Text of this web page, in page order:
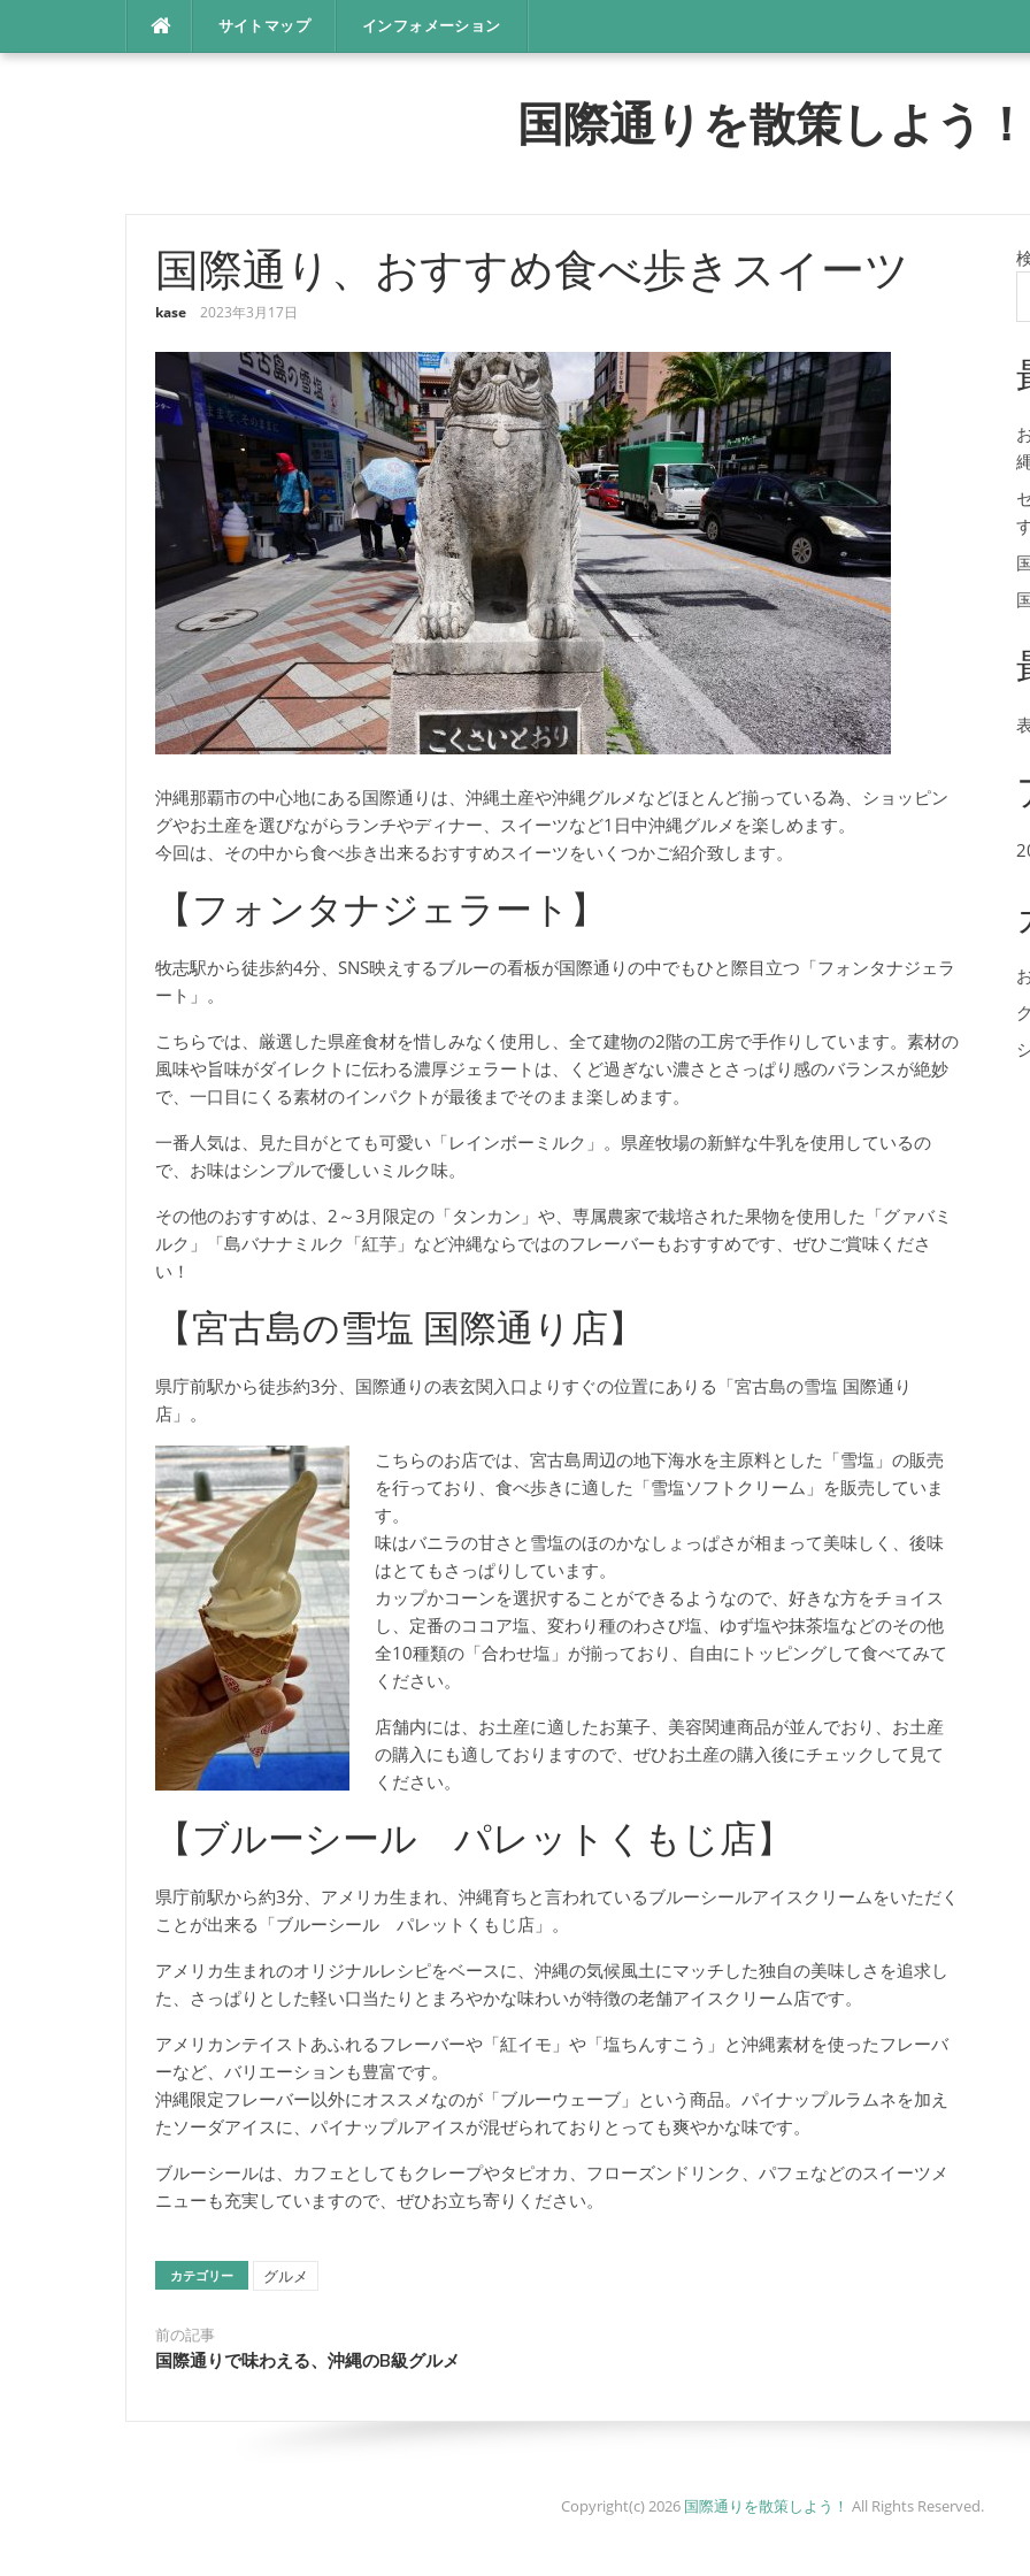
サイトマップ インフォメーション
国際通りを散策しよう！
国際通り、おすすめ食べ歩きスイーツ
kase 2023年3月17日
沖縄那覇市の中心地にある国際通りは、沖縄土産や沖縄グルメなどほとんど揃っている為、ショッピン
グやお土産を選びながらランチやディナー、スイーツなど1日中沖縄グルメを楽しめます。
今回は、その中から食べ歩き出来るおすすめスイーツをいくつかご紹介致します。
【フォンタナジェラート】
牧志駅から徒歩約4分、SNS映えするブルーの看板が国際通りの中でもひと際目立つ「フォンタナジェラ
ート」。
こちらでは、厳選した県産食材を惜しみなく使用し、全て建物の2階の工房で手作りしています。素材の
風味や旨味がダイレクトに伝わる濃厚ジェラートは、くど過ぎない濃さとさっぱり感のバランスが絶妙
で、一口目にくる素材のインパクトが最後までそのまま楽しめます。
一番人気は、見た目がとても可愛い「レインボーミルク」。県産牧場の新鮮な牛乳を使用しているの
で、お味はシンプルで優しいミルク味。
その他のおすすめは、2～3月限定の「タンカン」や、専属農家で栽培された果物を使用した「グァバミ
ルク」「島バナナミルク「紅芋」など沖縄ならではのフレーバーもおすすめです、ぜひご賞味くださ
い！
【宮古島の雪塩 国際通り店】
県庁前駅から徒歩約3分、国際通りの表玄関入口よりすぐの位置にありる「宮古島の雪塩 国際通り
店」。
こちらのお店では、宮古島周辺の地下海水を主原料とした「雪塩」の販売
を行っており、食べ歩きに適した「雪塩ソフトクリーム」を販売していま
す。
味はバニラの甘さと雪塩のほのかなしょっぱさが相まって美味しく、後味
はとてもさっぱりしています。
カップかコーンを選択することができるようなので、好きな方をチョイス
し、定番のココア塩、変わり種のわさび塩、ゆず塩や抹茶塩などのその他
全10種類の「合わせ塩」が揃っており、自由にトッピングして食べてみて
ください。
店舗内には、お土産に適したお菓子、美容関連商品が並んでおり、お土産
の購入にも適しておりますので、ぜひお土産の購入後にチェックして見て
ください。
【ブルーシール パレットくもじ店】
県庁前駅から約3分、アメリカ生まれ、沖縄育ちと言われているブルーシールアイスクリームをいただく
ことが出来る「ブルーシール パレットくもじ店」。
アメリカ生まれのオリジナルレシピをベースに、沖縄の気候風土にマッチした独自の美味しさを追求し
た、さっぱりとした軽い口当たりとまろやかな味わいが特徴の老舗アイスクリーム店です。
アメリカンテイストあふれるフレーバーや「紅イモ」や「塩ちんすこう」と沖縄素材を使ったフレーバ
ーなど、バリエーションも豊富です。
沖縄限定フレーバー以外にオススメなのが「ブルーウェーブ」という商品。パイナップルラムネを加え
たソーダアイスに、パイナップルアイスが混ぜられておりとっても爽やかな味です。
ブルーシールは、カフェとしてもクレープやタピオカ、フローズンドリンク、パフェなどのスイーツメ
ニューも充実していますので、ぜひお立ち寄りください。
カテゴリー グルメ
前の記事
国際通りで味わえる、沖縄のB級グルメ
Copyright(c) 2026 国際通りを散策しよう！ All Rights Reserved.